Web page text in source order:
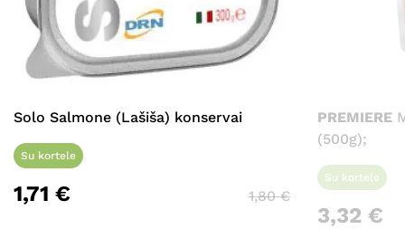
Solo Salmone (Lašiša) konservai
Su kortele
1,71 € 1,80€
PREMIERE
(500g);
Su kortele
3,32 €